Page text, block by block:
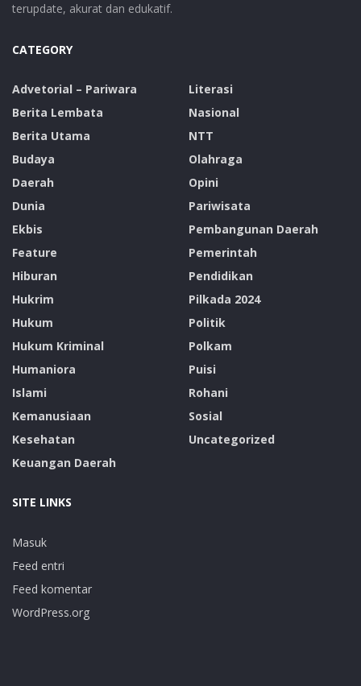
terupdate, akurat dan edukatif.
CATEGORY
Advetorial – Pariwara
Berita Lembata
Berita Utama
Budaya
Daerah
Dunia
Ekbis
Feature
Hiburan
Hukrim
Hukum
Hukum Kriminal
Humaniora
Islami
Kemanusiaan
Kesehatan
Keuangan Daerah
Literasi
Nasional
NTT
Olahraga
Opini
Pariwisata
Pembangunan Daerah
Pemerintah
Pendidikan
Pilkada 2024
Politik
Polkam
Puisi
Rohani
Sosial
Uncategorized
SITE LINKS
Masuk
Feed entri
Feed komentar
WordPress.org